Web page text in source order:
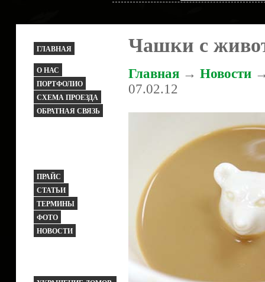
ГЛАВНАЯ
О НАС
ПОРТФОЛИО
СХЕМА ПРОЕЗДА
ОБРАТНАЯ СВЯЗЬ
ПРАЙС
СТАТЬИ
ТЕРМИНЫ
ФОТО
НОВОСТИ
Чашки с
Главная → Новости
07.02.12